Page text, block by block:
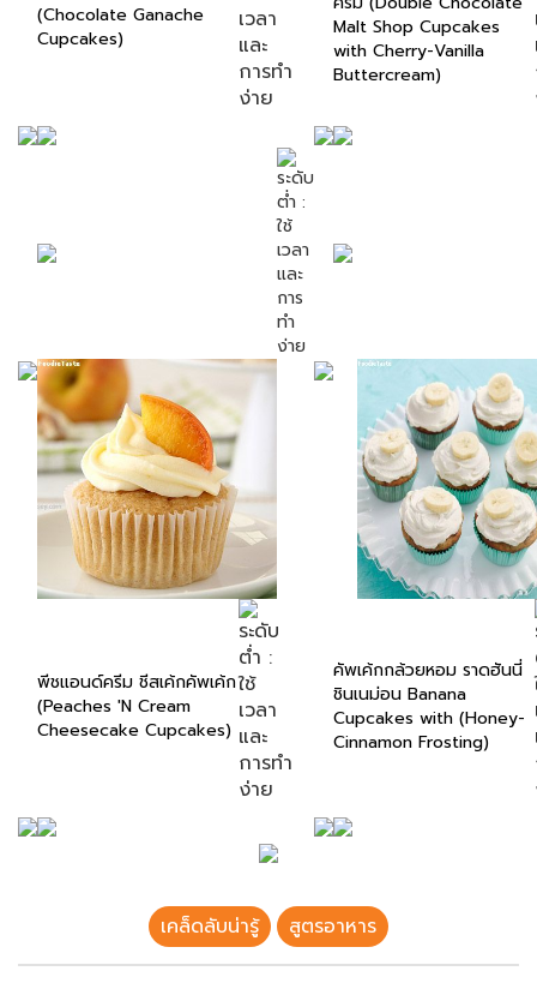
(Chocolate Ganache
Cupcakes)
Malt Shop Cupcakes
with Cherry-Vanilla
Buttercream)
พีชแอนด์ครีม ชีสเค้กคัพเค้ก
(Peaches 'N Cream
Cheesecake Cupcakes)
คัพเค้กกล้วยหอม ราดฮันนี่
ชินเนม่อน Banana
Cupcakes with (Honey-
Cinnamon Frosting)
เคล็ดลับน่ารู้ สูตรอาหาร